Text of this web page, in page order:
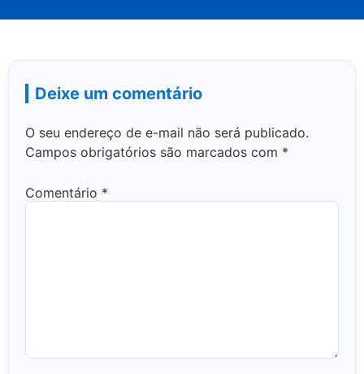
Deixe um comentário
O seu endereço de e-mail não será publicado.
Campos obrigatórios são marcados com *
Comentário *